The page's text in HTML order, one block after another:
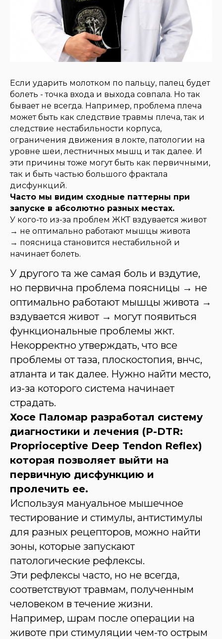
Если ударить молотком по пальцу, палец будет
болеть - точка входа и выхода совпала. Но так
бывает не всегда. Например, проблема плеча
может быть как следствие травмы плеча, так и
следствие нестабильности корпуса,
ограничения движения в локте, патологии на
уровне шеи, лестничных мышц и так далее. И
эти причины тоже могут быть как первичными,
так и быть частью большого фрактала
дисфункций.
Часто мы видим сходные паттерны при
запуске в абсолютно разных местах.
У кого-то из-за проблем ЖКТ вздувается живот
→ не оптимально работают мышцы живота
→ поясница становится нестабильной и
начинает болеть.
У другого та же самая боль и вздутие,
но первична проблема поясницы → не
оптимально работают мышцы живота →
вздувается живот → могут появиться
функциональные проблемы жкт.
Некорректно утверждать, что все
проблемы от таза, плоскостопия, внчс,
атланта и так далее. Нужно найти место,
из-за которого система начинает
страдать.
Хосе Паломар разработал систему
диагностики и лечения (P-DTR:
Proprioceptive Deep Tendon Reflex)
которая позволяет выйти на
первичную дисфункцию и
пролечить ее.
Используя мануальное мышечное
тестирование и стимулы, антистимулы
для разных рецепторов, можно найти
зоны, которые запускают
патологические рефлексы.
Эти рефлексы часто, но не всегда,
соответствуют травмам, полученным
человеком в течение жизни.
Например, шрам после операции на
животе при стимуляции чем-то острым